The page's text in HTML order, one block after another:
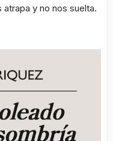
atrapa y no nos suelta.